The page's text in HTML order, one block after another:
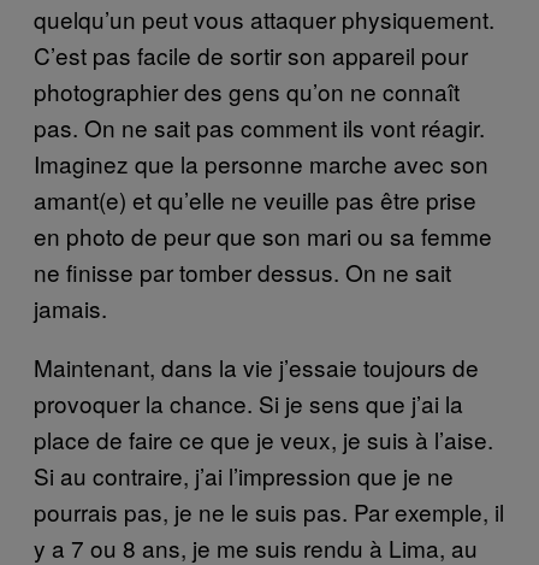
quelqu’un peut vous attaquer physiquement.
C’est pas facile de sortir son appareil pour
photographier des gens qu’on ne connaît
pas. On ne sait pas comment ils vont réagir.
Imaginez que la personne marche avec son
amant(e) et qu’elle ne veuille pas être prise
en photo de peur que son mari ou sa femme
ne finisse par tomber dessus. On ne sait
jamais.
Maintenant, dans la vie j’essaie toujours de
provoquer la chance. Si je sens que j’ai la
place de faire ce que je veux, je suis à l’aise.
Si au contraire, j’ai l’impression que je ne
pourrais pas, je ne le suis pas. Par exemple, il
y a 7 ou 8 ans, je me suis rendu à Lima, au